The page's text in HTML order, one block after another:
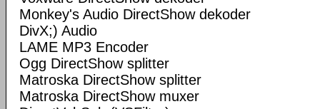
Monkey's Audio DirectShow dekoder
DivX;) Audio
LAME MP3 Encoder
Ogg DirectShow splitter
Matroska DirectShow splitter
Matroska DirectShow muxer